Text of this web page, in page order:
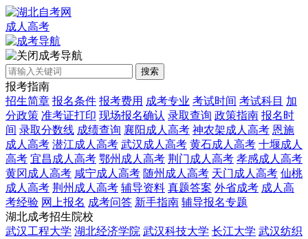
成人高考
成考导航
搜索
报考指南
招生简章 报名条件 报考费用 成考专业 考试时间 考试科目 加
分政策 准考证打印 现场报名确认 录取查询 政策指南 报名时
间 录取分数线 成绩查询 襄阳成人高考 神农架成人高考 恩施
成人高考 潜江成人高考 武汉成人高考 黄石成人高考 十堰成人
高考 宜昌成人高考 鄂州成人高考 荆门成人高考 孝感成人高考
黄冈成人高考 咸宁成人高考 随州成人高考 天门成人高考 仙桃
成人高考 荆州成人高考 辅导资料 真题答案 外省成考 成人高
考经验 网上报名 成考问答 新手指南 辅导报名专题
湖北成考招生院校
武汉工程大学 湖北经济学院 武汉科技大学 长江大学 武汉纺织